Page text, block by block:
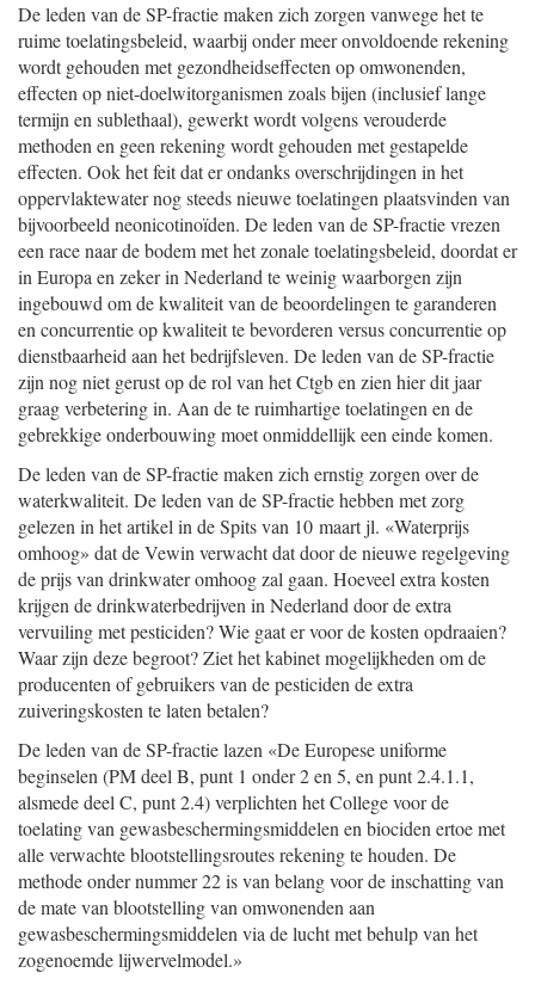
De leden van de SP-fractie maken zich zorgen vanwege het te
ruime toelatingsbeleid, waarbij onder meer onvoldoende rekening
wordt gehouden met gezondheidseffecten op omwonenden,
effecten op niet-doelwitorganismen zoals bijen (inclusief lange
termijn en sublethaal), gewerkt wordt volgens verouderde
methoden en geen rekening wordt gehouden met gestapelde
effecten. Ook het feit dat er ondanks overschrijdingen in het
oppervlaktewater nog steeds nieuwe toelatingen plaatsvinden van
bijvoorbeeld neonicotinoïden. De leden van de SP-fractie vrezen
een race naar de bodem met het zonale toelatingsbeleid, doordat er
in Europa en zeker in Nederland te weinig waarborgen zijn
ingebouwd om de kwaliteit van de beoordelingen te garanderen
en concurrentie op kwaliteit te bevorderen versus concurrentie op
dienstbaarheid aan het bedrijfsleven. De leden van de SP-fractie
zijn nog niet gerust op de rol van het Ctgb en zien hier dit jaar
graag verbetering in. Aan de te ruimhartige toelatingen en de
gebrekkige onderbouwing moet onmiddellijk een einde komen.
De leden van de SP-fractie maken zich ernstig zorgen over de
waterkwaliteit. De leden van de SP-fractie hebben met zorg
gelezen in het artikel in de Spits van 10 maart jl. «Waterprijs
omhoog» dat de Vewin verwacht dat door de nieuwe regelgeving
de prijs van drinkwater omhoog zal gaan. Hoeveel extra kosten
krijgen de drinkwaterbedrijven in Nederland door de extra
vervuiling met pesticiden? Wie gaat er voor de kosten opdraaien?
Waar zijn deze begroot? Ziet het kabinet mogelijkheden om de
producenten of gebruikers van de pesticiden de extra
zuiveringskosten te laten betalen?
De leden van de SP-fractie lazen «De Europese uniforme
beginselen (PM deel B, punt 1 onder 2 en 5, en punt 2.4.1.1,
alsmede deel C, punt 2.4) verplichten het College voor de
toelating van gewasbeschermingsmiddelen en biociden ertoe met
alle verwachte blootstellingsroutes rekening te houden. De
methode onder nummer 22 is van belang voor de inschatting van
de mate van blootstelling van omwonenden aan
gewasbeschermingsmiddelen via de lucht met behulp van het
zogenoemde lijwervelmodel.»